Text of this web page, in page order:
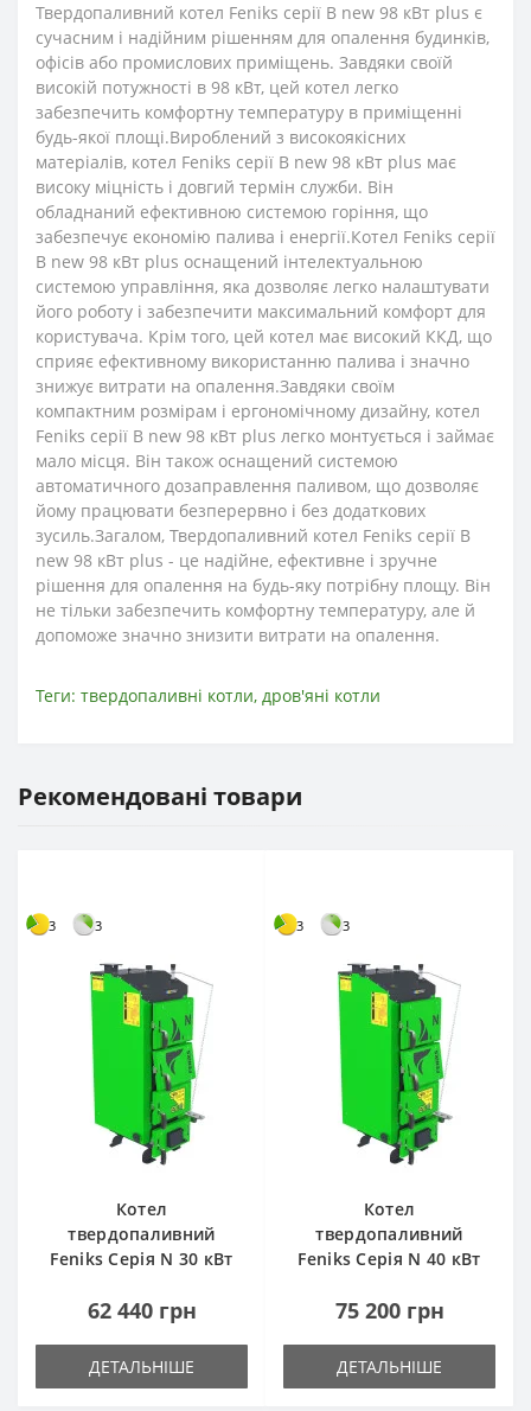
Твердопаливний котел Feniks серії B new 98 кВт plus є
сучасним і надійним рішенням для опалення будинків,
офісів або промислових приміщень. Завдяки своїй
високій потужності в 98 кВт, цей котел легко
забезпечить комфортну температуру в приміщенні
будь-якої площі.Вироблений з високоякісних
матеріалів, котел Feniks серії B new 98 кВт plus має
високу міцність і довгий термін служби. Він
обладнаний ефективною системою горіння, що
забезпечує економію палива і енергії.Котел Feniks серії
B new 98 кВт plus оснащений інтелектуальною
системою управління, яка дозволяє легко налаштувати
його роботу і забезпечити максимальний комфорт для
користувача. Крім того, цей котел має високий ККД, що
сприяє ефективному використанню палива і значно
знижує витрати на опалення.Завдяки своїм
компактним розмірам і ергономічному дизайну, котел
Feniks серії B new 98 кВт plus легко монтується і займає
мало місця. Він також оснащений системою
автоматичного дозаправлення паливом, що дозволяє
йому працювати безперервно і без додаткових
зусиль.Загалом, Твердопаливний котел Feniks серії B
new 98 кВт plus - це надійне, ефективне і зручне
рішення для опалення на будь-яку потрібну площу. Він
не тільки забезпечить комфортну температуру, але й
допоможе значно знизити витрати на опалення.
Теги: твердопаливні котли, дров'яні котли
Рекомендовані товари
3 3
Котел
твердопаливний
Feniks Серія N 30 кВт
62 440 грн
ДЕТАЛЬНІШЕ
3 3
Котел
твердопаливний
Feniks Серія N 40 кВт
75 200 грн
ДЕТАЛЬНІШЕ